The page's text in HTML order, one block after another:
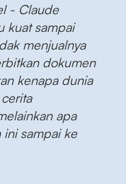
- Claude
kuat sampai
menjualnya
dokumen
kenapa dunia
apa
ini sampai ke